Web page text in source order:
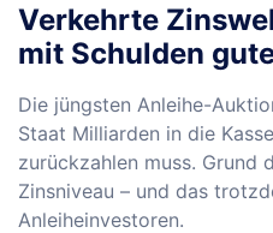
Verkehrte
mit Schulden
Die jüngsten Anleihe-
Staat Milliarden in die
zurückzahlen muss. Grund
Zinsniveau – und das
Anleiheinvestoren.